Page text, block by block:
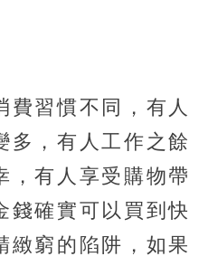
費習慣不同，有人
多，有人工作之餘
，有人享受購物帶
錢確實可以買到快
緻窮的陷阱，如果